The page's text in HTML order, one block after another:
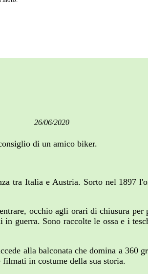
26/06/2020
di un amico biker.
tra Italia e Austria. Sorto nel 1897
occhio agli orari di chiusura
guerra. Sono raccolte le ossa e i
alla balconata che domina a 360
filmati in costume della sua storia.